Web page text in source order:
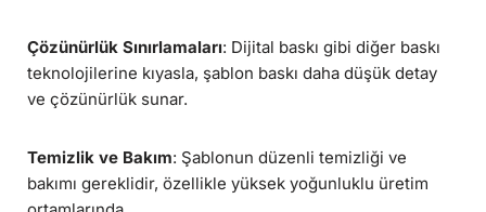
Çözünürlük Sınırlamaları: Dijital baskı gibi diğer baskı
teknolojilerine kıyasla, şablon baskı daha düşük detay
ve çözünürlük sunar.
Temizlik ve Bakım: Şablonun düzenli temizliği ve
bakımı gereklidir, özellikle yüksek yoğunluklu üretim